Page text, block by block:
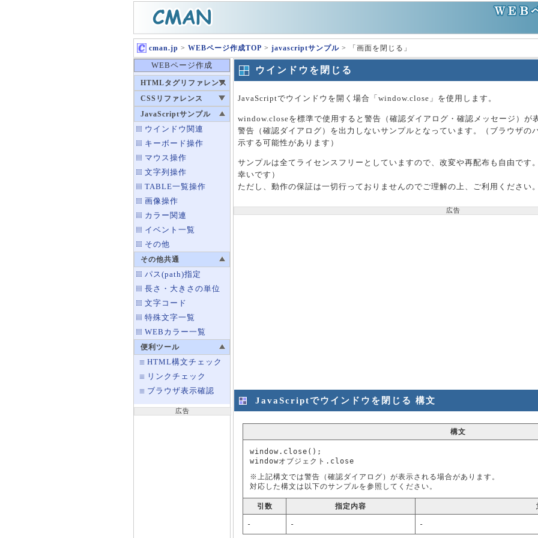
cman.jp > WEBページ作成TOP > javascriptサンプル > 「画面を閉じる」
WEBページ作成
HTMLタグリファレンス
CSSリファレンス
JavaScriptサンプル
ウインドウ関連
キーボード操作
マウス操作
文字列操作
TABLE一覧操作
画像操作
カラー関連
イベント一覧
その他
その他共通
パス(path)指定
長さ・大きさの単位
文字コード
特殊文字一覧
WEBカラー一覧
便利ツール
HTML構文チェック
リンクチェック
ブラウザ表示確認
広告
ウインドウを閉じる
JavaScriptでウインドウを開く場合「window.close」を使用します。
window.closeを標準で使用すると警告（確認ダイアログ・確認メッセージ）が
警告（確認ダイアログ）を出力しないサンプルとなっています。（ブラウザの
示する可能性があります）
サンプルは全てライセンスフリーとしていますので、改変や再配布も自由です
幸いです）
ただし、動作の保証は一切行っておりませんのでご理解の上、ご利用ください
広告
JavaScriptでウインドウを閉じる 構文
構文
window.close();
windowオブジェクト.close
※上記構文では警告（確認ダイアログ）が表示される場合があります。
対応した構文は以下のサンプルを参照してください。
引数 指定内容
- - -